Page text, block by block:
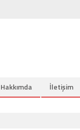
Hakkımda İletişim